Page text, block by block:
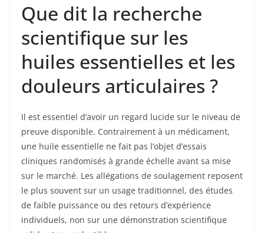
Que dit la recherche
scientifique sur les
huiles essentielles et les
douleurs articulaires ?
Il est essentiel d’avoir un regard lucide sur le niveau de
preuve disponible. Contrairement à un médicament,
une huile essentielle ne fait pas l’objet d’essais
cliniques randomisés à grande échelle avant sa mise
sur le marché. Les allégations de soulagement reposent
le plus souvent sur un usage traditionnel, des études
de faible puissance ou des retours d’expérience
individuels, non sur une démonstration scientifique